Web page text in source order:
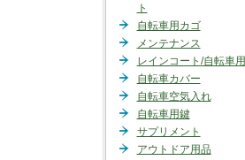
ト
自転車用カゴ
メンテナンス
レインコート/自転車用
自転車カバー
自転車空気入れ
自転車用鍵
サプリメント
アウトドア用品